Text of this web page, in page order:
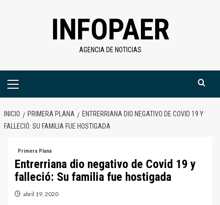
INFOPAER
AGENCIA DE NOTICIAS
Menú
INICIO PRIMERA PLANA
ENTRERRIANA DIO NEGATIVO DE COVID 19 Y
FALLECIÓ: SU FAMILIA FUE HOSTIGADA
Primera Plana
Entrerriana dio negativo de Covid 19 y
falleció: Su familia fue hostigada
abril 19, 2020